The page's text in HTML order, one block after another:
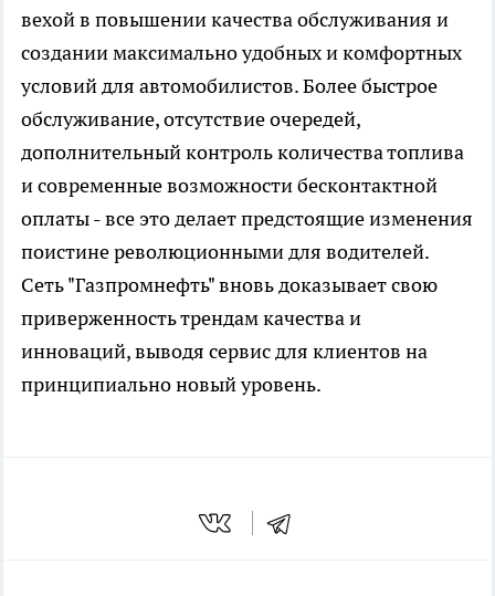
вехой в повышении качества обслуживания и
создании максимально удобных и комфортных
условий для автомобилистов. Более быстрое
обслуживание, отсутствие очередей,
дополнительный контроль количества топлива
и современные возможности бесконтактной
оплаты - все это делает предстоящие изменения
поистине революционными для водителей.
Сеть "Газпромнефть" вновь доказывает свою
приверженность трендам качества и
инноваций, выводя сервис для клиентов на
принципиально новый уровень.